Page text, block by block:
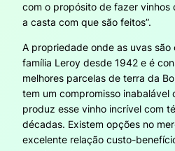
com o propósito de fazer vinhos
a casta com que são feitos”.
A propriedade onde as uvas
família Leroy desde 1942 e é
melhores parcelas de terra da
tem um compromisso inabalável
produz esse vinho incrível com
décadas. Existem opções no
excelente relação custo-